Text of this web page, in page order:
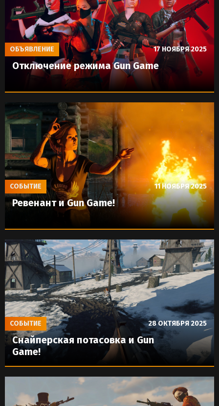
Отключение режима Gun Game
ОБЪЯВЛЕНИЕ 17 НОЯБРЯ 2025
Ревенант и Gun Game!
СОБЫТИЕ 11 НОЯБРЯ 2025
Снайперская потасовка и Gun
Game!
СОБЫТИЕ 28 ОКТЯБРЯ 2025